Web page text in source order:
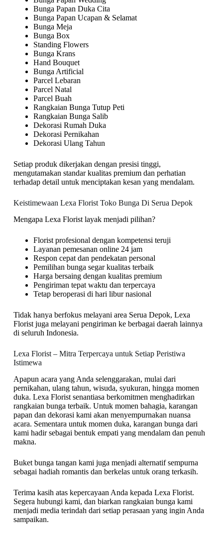
Bunga Papan Duka Cita
Bunga Papan Ucapan & Selamat
Bunga Meja
Bunga Box
Standing Flowers
Bunga Krans
Hand Bouquet
Bunga Artificial
Parcel Lebaran
Parcel Natal
Parcel Buah
Rangkaian Bunga Tutup Peti
Rangkaian Bunga Salib
Dekorasi Rumah Duka
Dekorasi Pernikahan
Dekorasi Ulang Tahun
Setiap produk dikerjakan dengan presisi tinggi,
mengutamakan standar kualitas premium dan perhatian
terhadap detail untuk menciptakan kesan yang mendalam.
Keistimewaan Lexa Florist Toko Bunga Di Serua Depok
Mengapa Lexa Florist layak menjadi pilihan?
Florist profesional dengan kompetensi teruji
Layanan pemesanan online 24 jam
Respon cepat dan pendekatan personal
Pemilihan bunga segar kualitas terbaik
Harga bersaing dengan kualitas premium
Pengiriman tepat waktu dan terpercaya
Tetap beroperasi di hari libur nasional
Tidak hanya berfokus melayani area Serua Depok, Lexa
Florist juga melayani pengiriman ke berbagai daerah lainnya
di seluruh Indonesia.
Lexa Florist – Mitra Terpercaya untuk Setiap Peristiwa
Istimewa
Apapun acara yang Anda selenggarakan, mulai dari
pernikahan, ulang tahun, wisuda, syukuran, hingga momen
duka. Lexa Florist senantiasa berkomitmen menghadirkan
rangkaian bunga terbaik. Untuk momen bahagia, karangan
papan dan dekorasi kami akan menyempurnakan nuansa
acara. Sementara untuk momen duka, karangan bunga dari
kami hadir sebagai bentuk empati yang mendalam dan penuh
makna.
Buket bunga tangan kami juga menjadi alternatif sempurna
sebagai hadiah romantis dan berkelas untuk orang terkasih.
Terima kasih atas kepercayaan Anda kepada Lexa Florist.
Segera hubungi kami, dan biarkan rangkaian bunga kami
menjadi media terindah dari setiap perasaan yang ingin Anda
sampaikan.